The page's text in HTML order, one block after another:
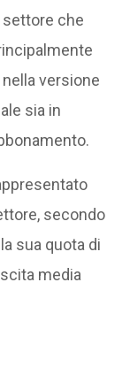
settore che
versione
sia in
secondo
sua quota di
media